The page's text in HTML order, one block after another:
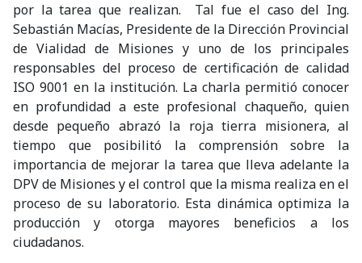
por la tarea que realizan. Tal fue el caso del Ing.
Sebastián Macías, Presidente de la Dirección Provincial
de Vialidad de Misiones y uno de los principales
responsables del proceso de certificación de calidad
ISO 9001 en la institución. La charla permitió conocer
en profundidad a este profesional chaqueño, quien
desde pequeño abrazó la roja tierra misionera, al
tiempo que posibilitó la comprensión sobre la
importancia de mejorar la tarea que lleva adelante la
DPV de Misiones y el control que la misma realiza en el
proceso de su laboratorio. Esta dinámica optimiza la
producción y otorga mayores beneficios a los
ciudadanos.